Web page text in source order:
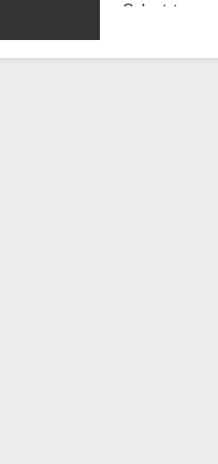
Geburtstage